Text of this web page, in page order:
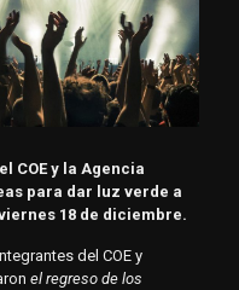
COE y la Agencia
para dar luz verde a
18 de diciembre.
del COE y
el regreso de los